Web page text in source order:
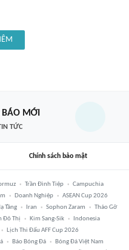
MỚI
TỨC
Chính sách bảo mật
Trần Đình Tiệp
Campuchia
Doanh Nghiệp
ASEAN Cup 2026
Tầng Iran Sophon Zaram
Tháo Gỡ
Đô Thị Kim Sang-Sik
Indonesia
Lịch Thi Đấu AFF Cup 2026
Báo Bóng Đá
Bóng Đá Việt Nam